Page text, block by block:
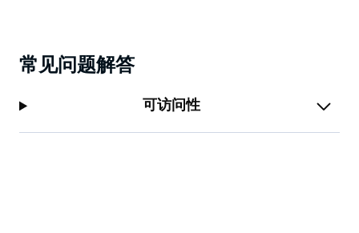
常见问题解答
可访问性